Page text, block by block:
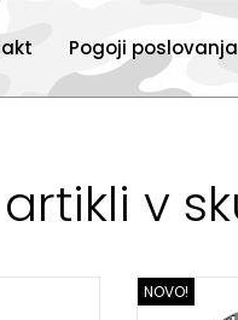
Pogoji poslovanja
v
NOVO!